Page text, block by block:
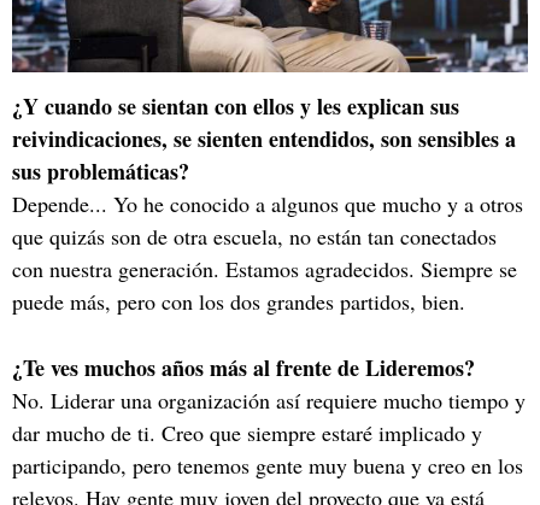
¿Y cuando se sientan con ellos y les explican sus
reivindicaciones, se sienten entendidos, son sensibles a
sus problemáticas?
Depende... Yo he conocido a algunos que mucho y a otros
que quizás son de otra escuela, no están tan conectados
con nuestra generación. Estamos agradecidos. Siempre se
puede más, pero con los dos grandes partidos, bien.
¿Te ves muchos años más al frente de Lideremos?
No. Liderar una organización así requiere mucho tiempo y
dar mucho de ti. Creo que siempre estaré implicado y
participando, pero tenemos gente muy buena y creo en los
relevos. Hay gente muy joven del proyecto que ya está